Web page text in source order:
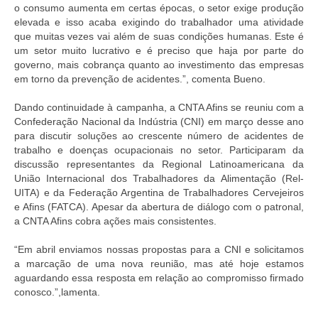
o consumo aumenta em certas épocas, o setor exige produção
elevada e isso acaba exigindo do trabalhador uma atividade
que muitas vezes vai além de suas condições humanas. Este é
um setor muito lucrativo e é preciso que haja por parte do
governo, mais cobrança quanto ao investimento das empresas
em torno da prevenção de acidentes.”, comenta Bueno.
Dando continuidade à campanha, a CNTA Afins se reuniu com a
Confederação Nacional da Indústria (CNI) em março desse ano
para discutir soluções ao crescente número de acidentes de
trabalho e doenças ocupacionais no setor. Participaram da
discussão representantes da Regional Latinoamericana da
União Internacional dos Trabalhadores da Alimentação (Rel-
UITA) e da Federação Argentina de Trabalhadores Cervejeiros
e Afins (FATCA). Apesar da abertura de diálogo com o patronal,
a CNTA Afins cobra ações mais consistentes.
“Em abril enviamos nossas propostas para a CNI e solicitamos
a marcação de uma nova reunião, mas até hoje estamos
aguardando essa resposta em relação ao compromisso firmado
conosco.”,lamenta.